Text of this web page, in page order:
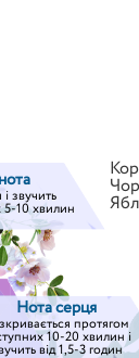
і звучить
10 хвилин
Нота серця
протягом
10-20 хвилин і
від 1,5-3 годин